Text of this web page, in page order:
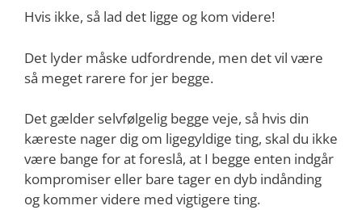
Hvis ikke, så lad det ligge og kom videre!
Det lyder måske udfordrende, men det vil være
så meget rarere for jer begge.
Det gælder selvfølgelig begge veje, så hvis din
kæreste nager dig om ligegyldige ting, skal du ikke
være bange for at foreslå, at I begge enten indgår
kompromiser eller bare tager en dyb indånding
og kommer videre med vigtigere ting.